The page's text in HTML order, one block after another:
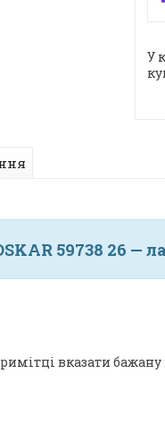
У
59738 26 —
вказати бажану